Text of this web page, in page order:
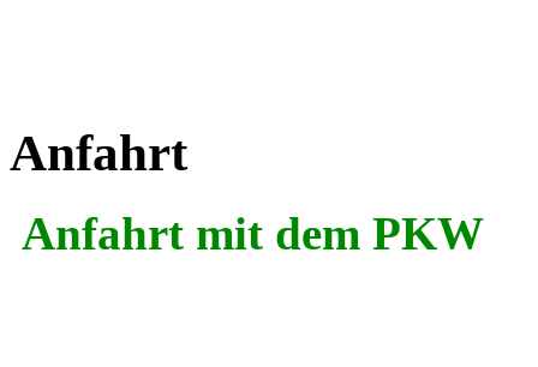
Anfahrt
Anfahrt mit dem PKW